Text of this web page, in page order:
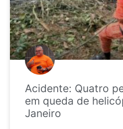
Acidente: Quatro
em queda de
Janeiro